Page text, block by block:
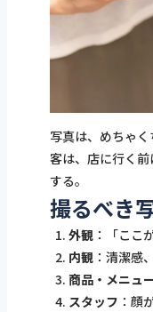
写真は、めちゃく
客は、店に行く
する。
撮るべき
外観 ：「ここ
内観 ：清潔感
商品・メニュ
スタッフ ：顔